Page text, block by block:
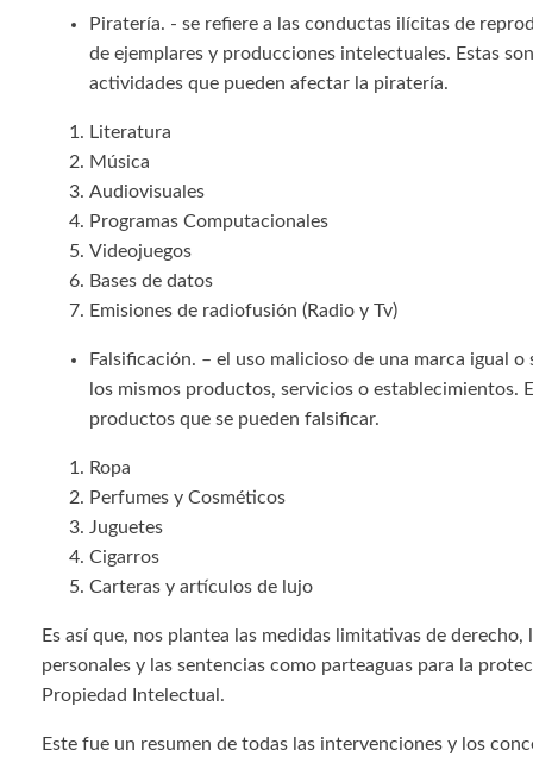
Piratería. - se refiere a las conductas ilícitas de
de ejemplares y producciones intelectuales. Estas
actividades que pueden afectar la piratería.
Literatura
Música
Audiovisuales
Programas Computacionales
Videojuegos
Bases de datos
Emisiones de radiofusión (Radio y Tv)
Falsificación. – el uso malicioso de una marca igual o
los mismos productos, servicios o establecimientos.
productos que se pueden falsificar.
Ropa
Perfumes y Cosméticos
Juguetes
Cigarros
Carteras y artículos de lujo
Es así que, nos plantea las medidas limitativas de derecho,
personales y las sentencias como parteaguas para la
Propiedad Intelectual.
Este fue un resumen de todas las intervenciones y los